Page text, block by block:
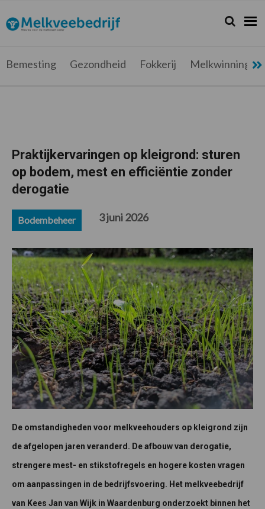
de
hoofdnavigatie
de
hoofd
de
eerste
de
voettekst
Melkveebedrijf.be
Nieuws
melkveehouder
Zoeken...
Zoek
Bemesting Gezondheid Fokkerij Melkwinning
Praktijkervaringen op kleigrond: sturen
op bodem, mest en efficiëntie zonder
derogatie
Bodembeheer 3 juni 2026
De omstandigheden voor melkveehouders op kleigrond zijn
de afgelopen jaren veranderd. De afbouw van derogatie,
strengere mest- en stikstofregels en hogere kosten vragen
om aanpassingen in de bedrijfsvoering. Het melkveebedrijf
van Kees Jan van Wijk in Waardenburg onderzoekt binnen het